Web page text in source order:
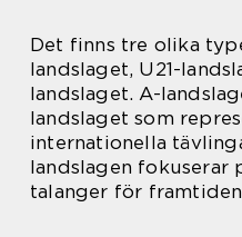
Det finns tre olika
landslaget, U21-
landslaget. A-
landslaget som
internationella
landslagen fokuserar
talanger för